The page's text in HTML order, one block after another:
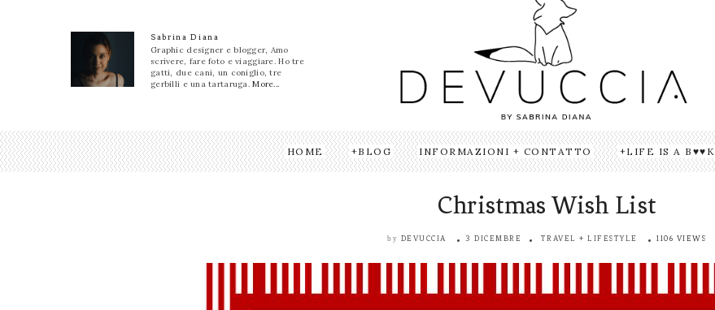
Sabrina Diana
Graphic designer e blogger, Amo
scrivere, fare foto e viaggiare. Ho tre
gatti, due cani, un coniglio, tre
gerbilli e una tartaruga.More...
HOME BLOG INFORMAZIONI + CONTATTO LIFE IS A B♥♥K
Christmas Wish List
by DEVUCCIA 3 DICEMBRE TRAVEL + LIFESTYLE 1106 VIEWS